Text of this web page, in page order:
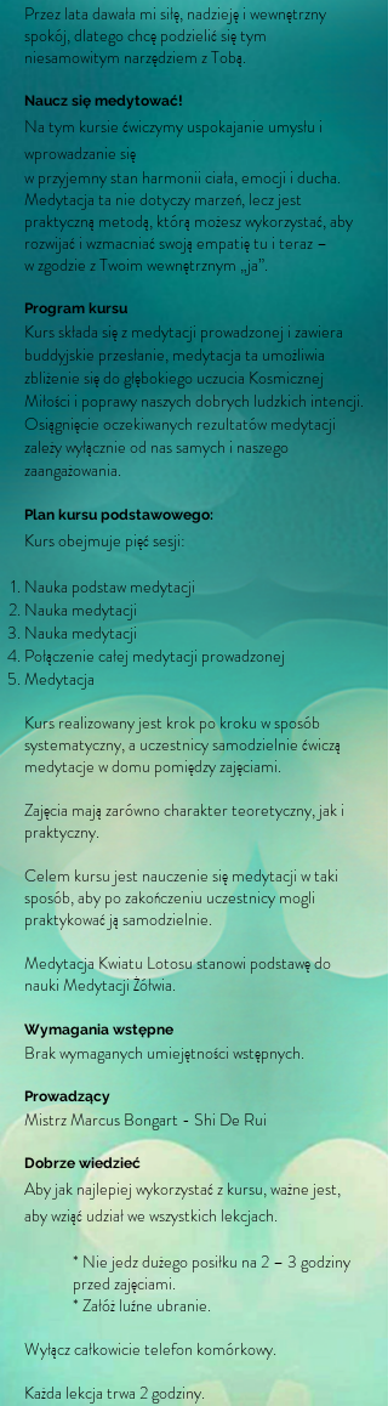
Przez lata dawała mi siłę, nadzieję i wewnętrzny
spokój, dlatego chcę podzielić się tym
niesamowitym narzędziem z Tobą.
Naucz się medytować!
Na tym kursie ćwiczymy uspokajanie umysłu i
wprowadzanie się
w przyjemny stan harmonii ciała, emocji i ducha.
Medytacja ta nie dotyczy marzeń, lecz jest
praktyczną metodą, którą możesz wykorzystać, aby
rozwijać i wzmacniać swoją empatię tu i teraz –
w zgodzie z Twoim wewnętrznym „ja”.
Program kursu
Kurs składa się z medytacji prowadzonej i zawiera
buddyjskie przesłanie, medytacja ta umożliwia
zbliżenie się do głębokiego uczucia Kosmicznej
Miłości i poprawy naszych dobrych ludzkich intencji.
Osiągnięcie oczekiwanych rezultatów medytacji
zależy wyłącznie od nas samych i naszego
zaangażowania.
Plan kursu podstawowego:
Kurs obejmuje pięć sesji:
Nauka podstaw medytacji
Nauka medytacji
Nauka medytacji
Połączenie całej medytacji prowadzonej
Medytacja
Kurs realizowany jest krok po kroku w sposób
systematyczny, a uczestnicy samodzielnie ćwiczą
medytacje w domu pomiędzy zajęciami.
Zajęcia mają zarówno charakter teoretyczny, jak i
praktyczny.
Celem kursu jest nauczenie się medytacji w taki
sposób, aby po zakończeniu uczestnicy mogli
praktykować ją samodzielnie.
Medytacja Kwiatu Lotosu stanowi podstawę do
nauki Medytacji Żółwia.
Wymagania wstępne
Brak wymaganych umiejętności wstępnych.
Prowadzący
Mistrz Marcus Bongart - Shi De Rui
Dobrze wiedzieć
Aby jak najlepiej wykorzystać z kursu, ważne jest,
aby wziąć udział we wszystkich lekcjach.
* Nie jedz dużego posiłku na 2 – 3 godziny
przed zajęciami.
* Załóż luźne ubranie.
Wyłącz całkowicie telefon komórkowy.
Każda lekcja trwa 2 godziny.